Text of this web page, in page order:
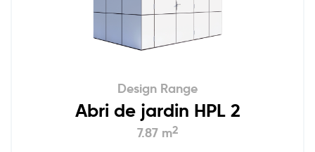
Design Range
Abri de jardin HPL 2
7.87 m2